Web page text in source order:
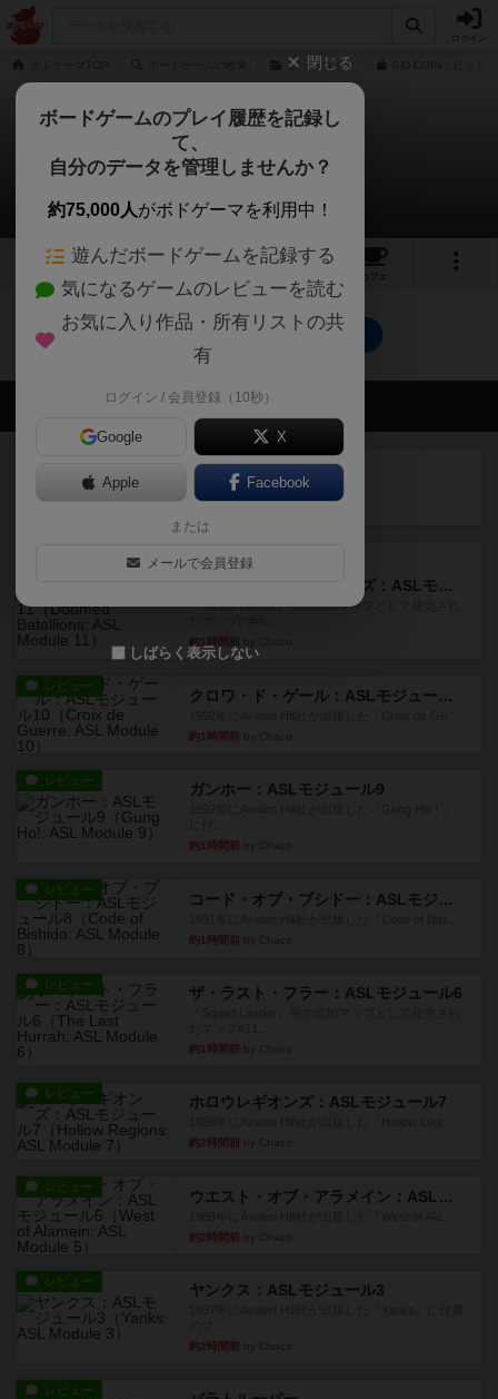
ビッドコイン
ビッドコイン：新版
0件のレビュー
1
カフェ
ビッドコイン：新版のトップに戻る
会員の新しい投稿
カタン
充実
ドゥームド・バタリオンズ：ASLモジュール11
『Squad Leader』用の追加マップとして発売され
約1時間前
レビュー
クロワ・ド・ゲール：ASLモジュール10
約1時間前
レビュー ガンホー：ASLモジュール9
約1時間前
レビュー
コード・オブ・ブシドー：ASLモジュール8
約1時間前
レビュー ザ・ラスト・フラー：ASLモジュール6
約1時間前
レビュー ホロウレギオンズ：ASLモジュール7
約2時間前
レビュー
ウエスト・オブ・アラメイン：ASLモジュール5
約2時間前
レビュー ヤンクス：ASLモジュール3
約2時間前
レビュー
閉じる
ボードゲームのプレイ履歴を記録し
て、
自分のデータを管理しませんか？
約75,000人がボドゲーマを利用中！
遊んだボードゲームを記録する
気になるゲームのレビューを読む
お気に入り作品・所有リストの共
有
ログイン / 会員登録（10秒）
Google X
Apple Facebook
または
メールで会員登録
しばらく表示しない